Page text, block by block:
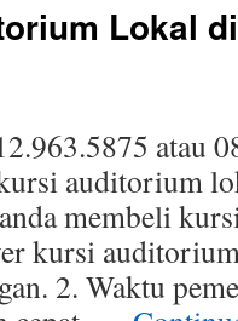
Lokal
atau
auditorium
membeli
kursi
2. Waktu